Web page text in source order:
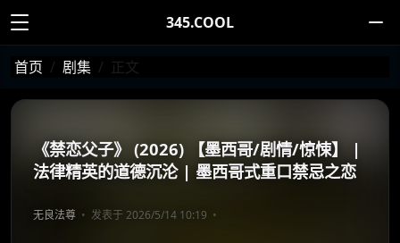
345.COOL
首页 剧集 正文
《禁恋父子》 (2026) 【墨西哥/剧情/惊悚】 |
法律精英的道德沉沦 | 墨西哥式重口禁忌之恋
无良法尊 发表于 2026/5/14 10:19